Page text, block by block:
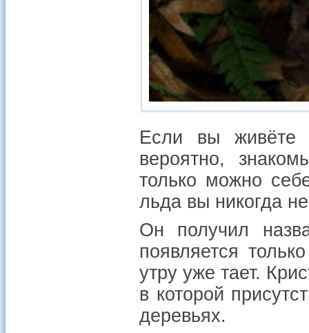
Если вы живёте
вероятно,
только можно
льда вы никогда
Он получил
появляется
утру уже тает.
в которой
деревьях.